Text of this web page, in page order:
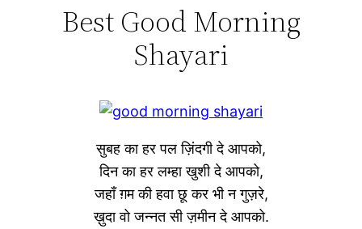
Best Good Morning
Shayari
सुबह का हर पल ज़िंदगी दे आपको,
दिन का हर लम्हा खुशी दे आपको,
जहाँ ग़म की हवा छू कर भी न गुज़रे,
ख़ुदा वो जन्नत सी ज़मीन दे आपको.